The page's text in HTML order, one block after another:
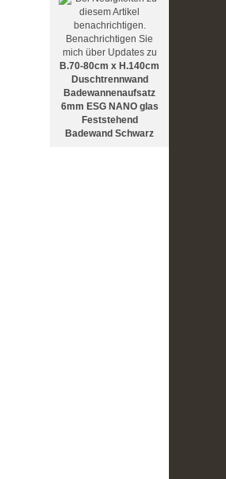
Benachrichtigen Sie
mich über Updates zu
B.70-80cm x H.140cm
Duschtrennwand
Badewannenaufsatz
6mm ESG NANO glas
Feststehend
Badewand Schwarz